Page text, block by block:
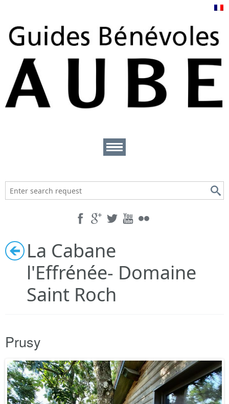
Se loger
Découvrir
Autour de moi
Infos pratiques
La Cabane
l'Effrénée- Domaine
Saint Roch
Prusy